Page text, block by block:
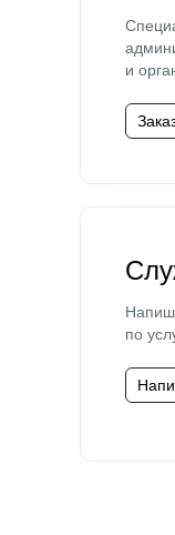
и
по